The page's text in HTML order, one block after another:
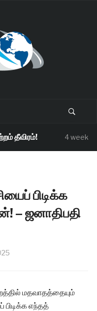
தீவிரம்! 4 weeks
பிடிக்க
– ஜனாதிபதி
மதவாதத்தையும்
பிடிக்க எந்தத்